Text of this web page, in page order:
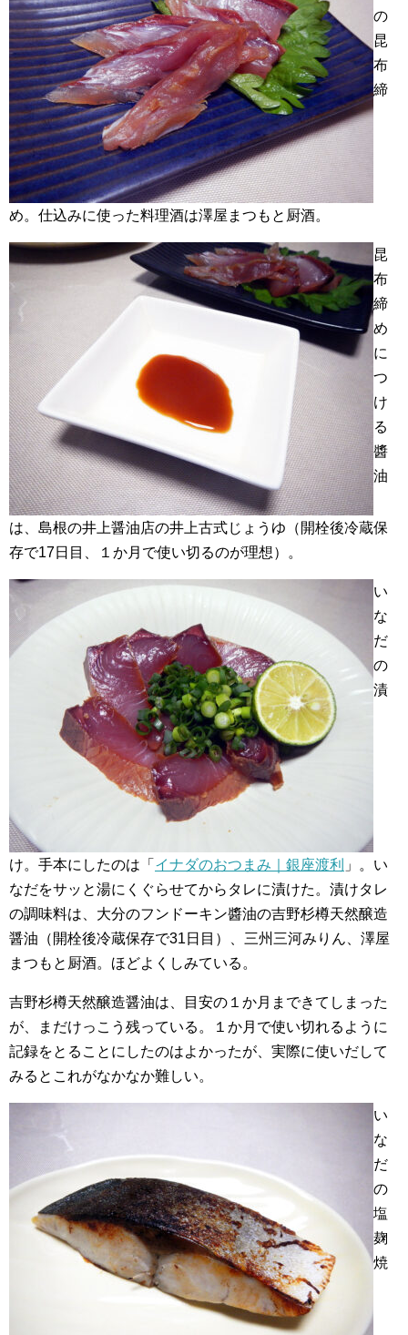
の
昆
布
締
め。仕込みに使った料理酒は澤屋まつもと厨酒。
昆
布
締
め
に
つ
け
る
醬
油
は、島根の井上醤油店の井上古式じょうゆ（開栓後冷蔵保
存で17日目、１か月で使い切るのが理想）。
い
な
だ
の
漬
け。手本にしたのは「 イナダのおつまみ｜銀座渡利 」。い
なだをサッと湯にくぐらせてからタレに漬けた。漬けタレ
の調味料は、大分のフンドーキン醬油の吉野杉樽天然醸造
醤油（開栓後冷蔵保存で31日目）、三州三河みりん、澤屋
まつもと厨酒。ほどよくしみている。
吉野杉樽天然醸造醤油は、目安の１か月まできてしまった
が、まだけっこう残っている。１か月で使い切れるように
記録をとることにしたのはよかったが、実際に使いだして
みるとこれがなかなか難しい。
い
な
だ
の
塩
麹
焼